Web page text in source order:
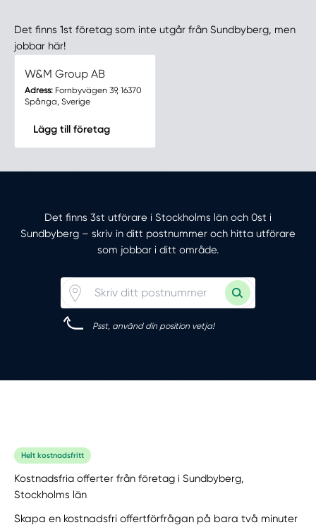
Det finns 1st företag som inte utgår från Sundbyberg, men
jobbar här!
W&M Group AB
Adress:Fornbyvägen 39, 16370
Spånga, Sverige
Lägg till företag
Det finns 3st utförare i Stockholms län och 0st i
Sundbyberg – skriv in ditt postnummer och hitta utförare
som jobbar i ditt område.
Psst, använd din position vetja!
Helt kostnadsfritt
Kostnadsfria offerter från företag i Sundbyberg,
Stockholms län
Skapa en kostnadsfri offertförfrågan på bara två minuter